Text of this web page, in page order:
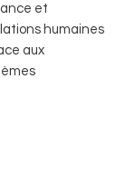
et
humaines
aux